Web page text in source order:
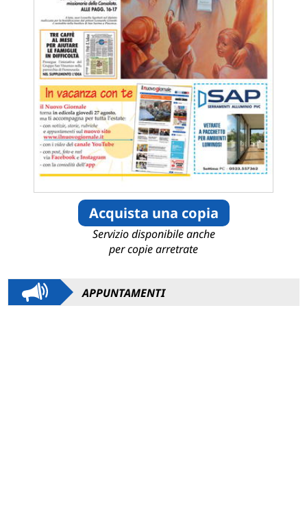
Acquista una copia
Servizio disponibile anche
per copie arretrate
APPUNTAMENTI